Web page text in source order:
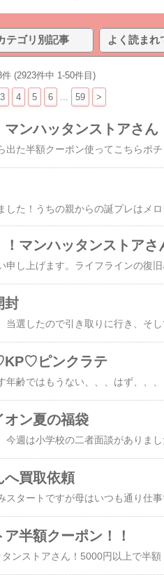
テゴリ別記事 よく読まれ
件 (2923件中 1-50件目)
3 4 5 6 59 >
マンハッタンストアさん
！マンハッタンストアさ
封
ピンクラテ
オン夏の福袋
へ買取依頼
半額クーポン！！